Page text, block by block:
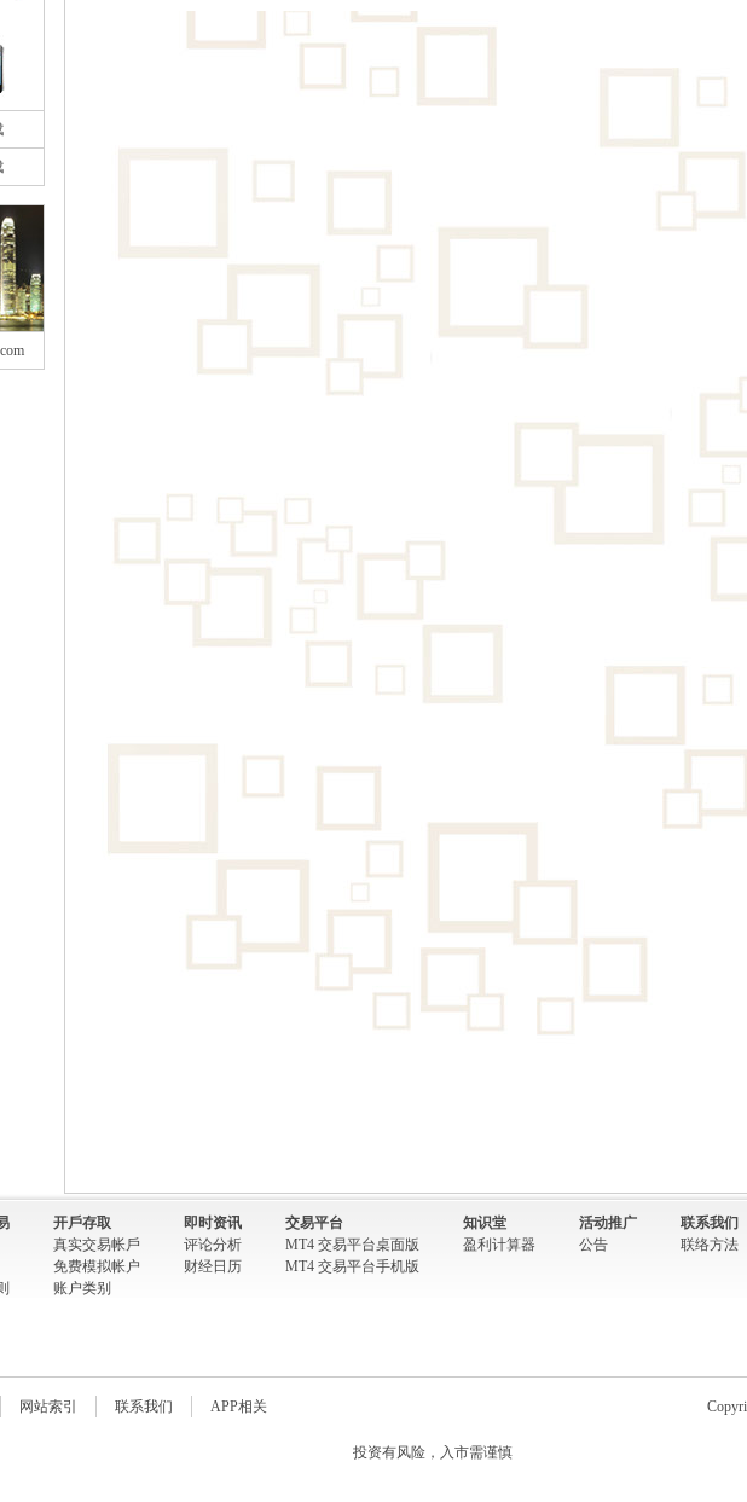
开戶存取
真实交易帐戶
免费模拟帐户
账户类别
即时资讯
评论分析
财经日历
交易平台
MT4 交易平台桌面版
MT4 交易平台手机版
知识堂
盈利计算器
活动推广
公告
联系我们
联络方法
网站索引 联系我们 APP相关
投资有风险，入市需谨慎